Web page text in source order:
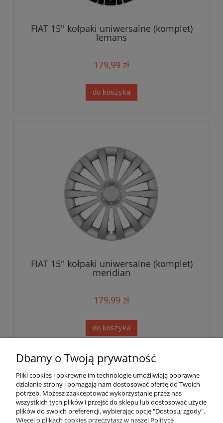
FIAT 15'' kołpaki uniwersalne (komplet)
lemans
179,99 zł
do koszyka
FIAT 15'' kołpaki uniwersalne (komplet)
meridian
179,99 zł
do koszyka
« 1 2 3 4 »
Pomoc
Dbamy o Twoją prywatność
Pliki cookies i pokrewne im technologie umożliwiają poprawne
działanie strony i pomagają nam dostosować ofertę do Twoich
potrzeb. Możesz zaakceptować wykorzystanie przez nas
wszystkich tych plików i przejść do sklepu lub dostosować użycie
plików do swoich preferencji, wybierając opcję "Dostosuj zgody".
Więcej o plikach cookies przeczytasz w naszej Polityce